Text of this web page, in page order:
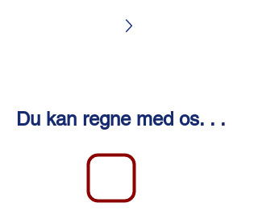
Du kan regne med os. . .